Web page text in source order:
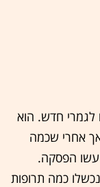
לגמרי חדש. הוא
אך אחרי שכמה
עשו הפסקה.
כמה תרופות